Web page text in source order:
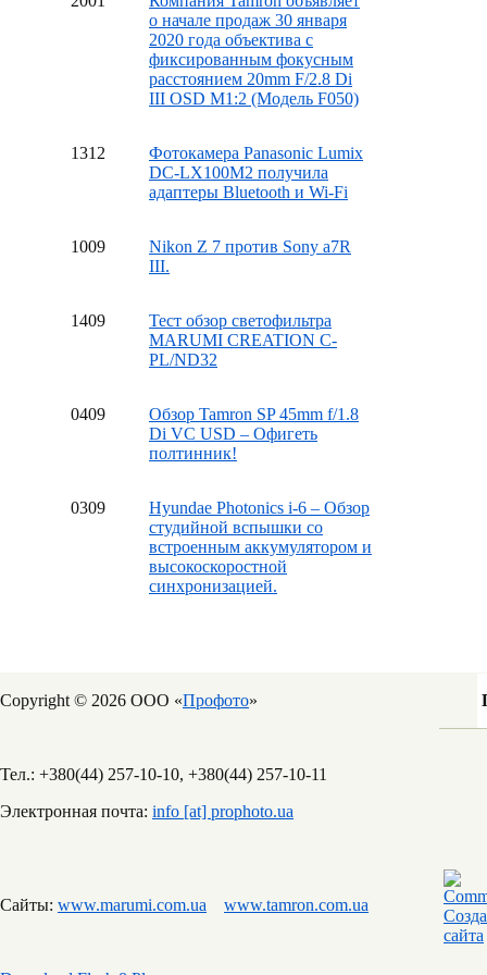
о начале продаж 30 января
2020 года объектива с
фиксированным фокусным
расстоянием 20mm F/2.8 Di
III OSD M1:2 (Модель F050)
1312
Фотокамера Panasonic Lumix
DC-LX100M2 получила
адаптеры Bluetooth и Wi-Fi
1009
Nikon Z 7 против Sony a7R
III.
1409
Тест обзор светофильтра
MARUMI CREATION C-
PL/ND32
0409
Обзор Tamron SP 45mm f/1.8
Di VC USD – Офигеть
полтинник!
0309
Hyundae Photonics i-6 – Обзор
студийной вспышки со
встроенным аккумулятором и
высокоскоростной
синхронизацией.
Copyright © 2026 ООО «Профото»
Тел.: +380(44) 257-10-10, +380(44) 257-10-11
Электронная почта: info [at] prophoto.ua
Сайты: www.marumi.com.ua www.tamron.com.ua